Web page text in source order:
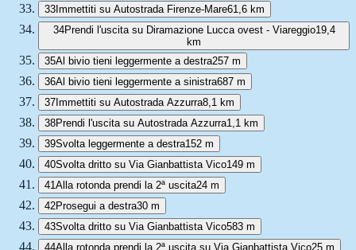
33Immettiti su Autostrada Firenze-Mare61,6 km
34Prendi l'uscita su Diramazione Lucca ovest - Viareggio19,4
km
35Al bivio tieni leggermente a destra257 m
36Al bivio tieni leggermente a sinistra687 m
37Immettiti su Autostrada Azzurra8,1 km
38Prendi l'uscita su Autostrada Azzurra1,1 km
39Svolta leggermente a destra152 m
40Svolta dritto su Via Gianbattista Vico149 m
41Alla rotonda prendi la 2ª uscita24 m
42Prosegui a destra30 m
43Svolta dritto su Via Gianbattista Vico583 m
44Alla rotonda prendi la 2ª uscita su Via Gianbattista Vico25 m